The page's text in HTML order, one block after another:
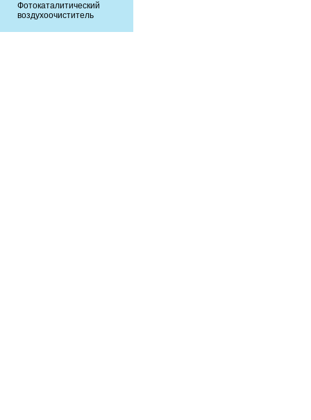
Фотокаталитический
воздухoочиститель